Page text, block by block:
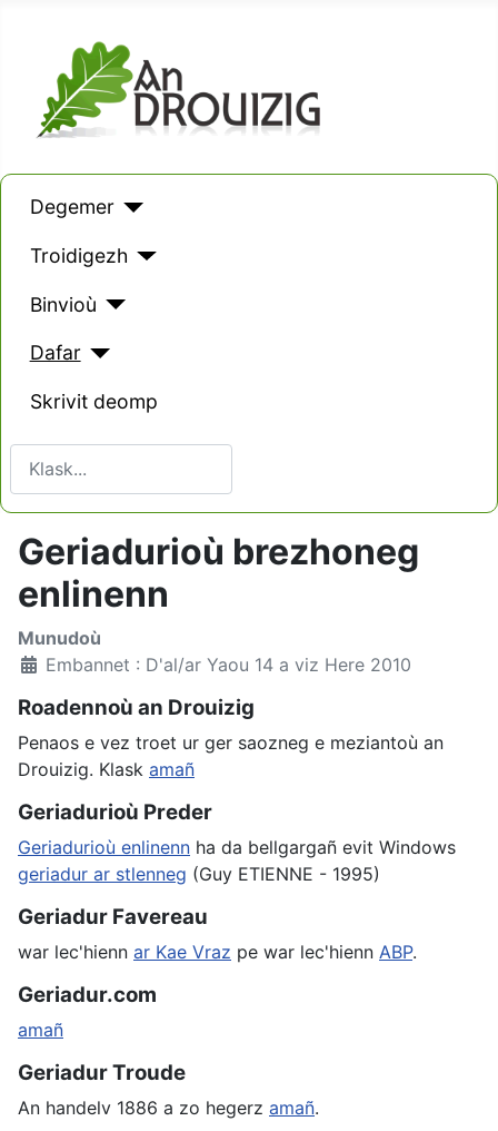
Degemer
Troidigezh
Binvioù
Dafar
Skrivit deomp
Type 2 or more characters for results.
Geriadurioù brezhoneg
enlinenn
Munudoù
Embannet : D'al/ar Yaou 14 a viz Here 2010
Roadennoù an Drouizig
Penaos e vez troet ur ger saozneg e meziantoù an
Drouizig. Klask amañ
Geriadurioù Preder
Geriadurioù enlinenn ha da bellgargañ evit Windows
geriadur ar stlenneg (Guy ETIENNE - 1995)
Geriadur Favereau
war lec'hienn ar Kae Vraz pe war lec'hienn ABP.
Geriadur.com
amañ
Geriadur Troude
An handelv 1886 a zo hegerz amañ.